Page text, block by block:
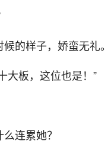
的样子，娇蛮无礼。
大板，这位也是！”
连累她？